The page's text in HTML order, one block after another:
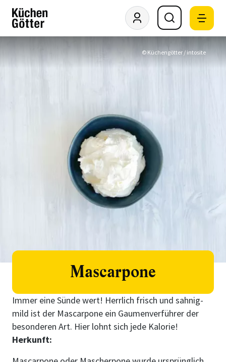
© Küchengötter / intosite
Mascarpone
Immer eine Sünde wert! Herrlich frisch und sahnig-
mild ist der Mascarpone ein Gaumenverführer der
besonderen Art. Hier lohnt sich jede Kalorie!
Herkunft: